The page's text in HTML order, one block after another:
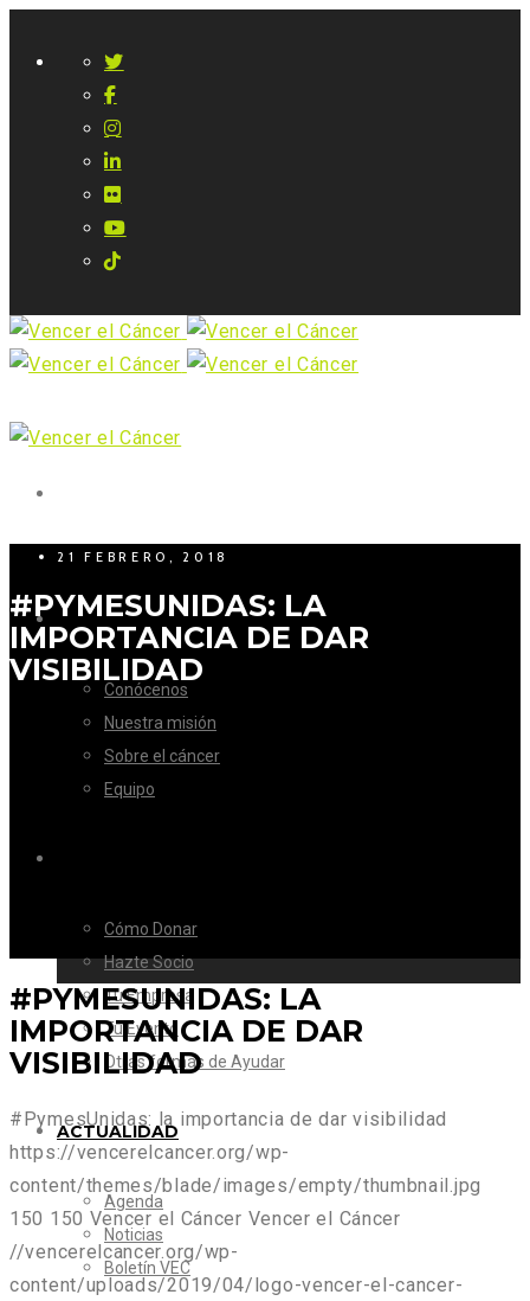
LA FUNDACIÓN
Conócenos
Nuestra misión
Sobre el cáncer
Equipo
Cómo Donar
Hazte Socio
Tu Empresa
Tu Evento
Otras formas de Ayudar
ACTUALIDAD
Agenda
Noticias
Boletín VEC
21 FEBRERO, 2018
#PYMESUNIDAS: LA
IMPORTANCIA DE DAR
VISIBILIDAD
#PYMESUNIDAS: LA
IMPORTANCIA DE DAR
VISIBILIDAD
#PymesUnidas: la importancia de dar visibilidad
https://vencerelcancer.org/wp-
content/themes/blade/images/empty/thumbnail.jpg
150 150 Vencer el Cáncer Vencer el Cáncer
//vencerelcancer.org/wp-
content/uploads/2019/04/logo-vencer-el-cancer-